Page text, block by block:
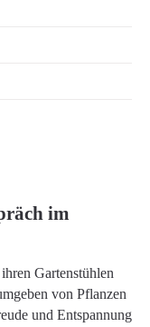
im
Gartenstühlen
von Pflanzen
und Entspannung